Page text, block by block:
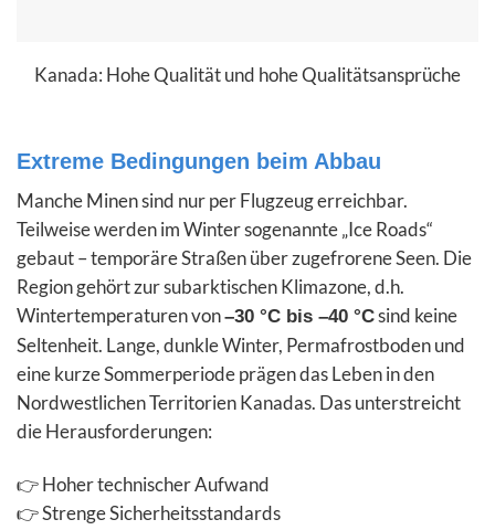
Kanada: Hohe Qualität und hohe Qualitätsansprüche
Extreme Bedingungen beim Abbau
Manche Minen sind nur per Flugzeug erreichbar.
Teilweise werden im Winter sogenannte „Ice Roads“
gebaut – temporäre Straßen über zugefrorene Seen. Die
Region gehört zur subarktischen Klimazone, d.h.
Wintertemperaturen von–30 °C bis –40 °Csind keine
Seltenheit. Lange, dunkle Winter, Permafrostboden und
eine kurze Sommerperiode prägen das Leben in den
Nordwestlichen Territorien Kanadas. Das unterstreicht
die Herausforderungen:
👉 Hoher technischer Aufwand
👉 Strenge Sicherheitsstandards